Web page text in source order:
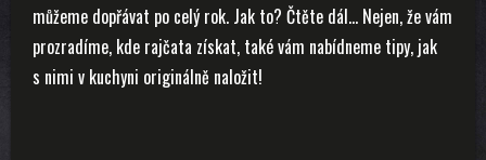
můžeme dopřávat po celý rok. Jak to? Čtěte dál… Nejen, že vám
prozradíme, kde rajčata získat, také vám nabídneme tipy, jak
s nimi v kuchyni originálně naložit!